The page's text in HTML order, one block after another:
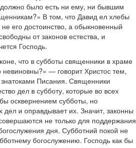
было есть ни ему, ни бывшим
В том, что Давид ел хлебы
его достоинство, а обыкновенный
от законов естества, и
Господь.
что в субботы священники в храме
— говорит Христос тем,
Писания. Священники
дел в субботу, которые во всех
осквернением субботы, но
дел и оправдывает их. Значит, законны
не только для поддержания
дня. Субботний покой не
богослужению. Господь как бы